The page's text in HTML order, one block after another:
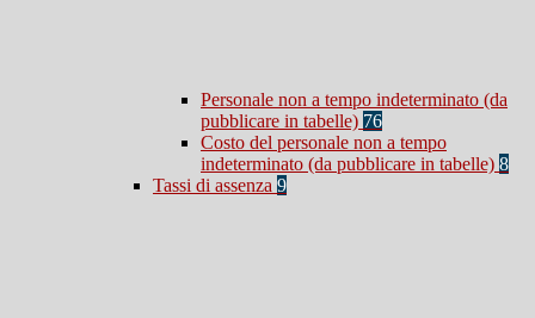
Personale non a tempo indeterminato (da
pubblicare in tabelle) 76
Costo del personale non a tempo
indeterminato (da pubblicare in tabelle) 8
Tassi di assenza 9